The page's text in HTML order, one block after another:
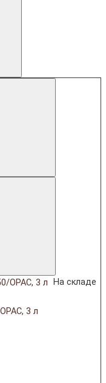
На складе
Грунт матирующий Icsam T950/OPAC, 3 л